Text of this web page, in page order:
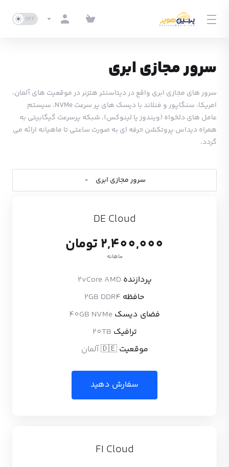
سرور مجازی ابری
سرور های مجازی ابری واقع در دیتاسنتر هتزنر در موقعیت های آلمان،
امریکا، سنگاپور و فنلاند با دیسک های پر سرعت NVMe، سیستم
عامل های دلخواه (ویندوز یا لینوکس)، شبکه پرسرعت گیگابیتی به
همراه دیداس پروتکشن حرفه ای به صورت ساعتی تا ماهیانه ارائه می
گردد.
سرور مجازی ابری
DE Cloud
2,400,000 تومان
ماهانه
پردازنده 2vCore AMD
حافظه 2GB DDR4
فضای دیسک 40GB NVMe
ترافیک 20TB
موقعیت🇩🇪 آلمان
سفارش دهید
FI Cloud